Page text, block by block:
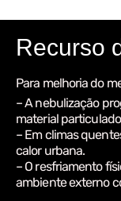
Recurso
Para melhoria do
– A nebulização
material
– Em climas
calor urbana.
– O resfriamento
ambiente externo